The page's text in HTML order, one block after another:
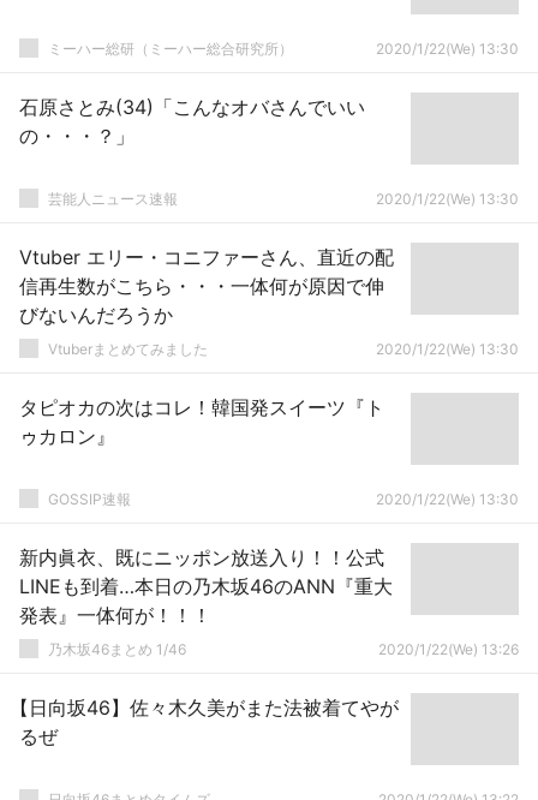
ミーハー総研（ミーハー総合研究所） 2020/1/22(We) 13:30
石原さとみ(34)「こんなオバさんでいい
の・・・？」
芸能人ニュース速報 2020/1/22(We) 13:30
Vtuber エリー・コニファーさん、直近の配
信再生数がこちら・・・一体何が原因で伸
びないんだろうか
Vtuberまとめてみました 2020/1/22(We) 13:30
タピオカの次はコレ！韓国発スイーツ『ト
ゥカロン』
GOSSIP速報 2020/1/22(We) 13:30
新内眞衣、既にニッポン放送入り！！公式
LINEも到着…本日の乃木坂46のANN『重大
発表』一体何が！！！
乃木坂46まとめ 1/46 2020/1/22(We) 13:26
【日向坂46】佐々木久美がまた法被着てやが
るぜ